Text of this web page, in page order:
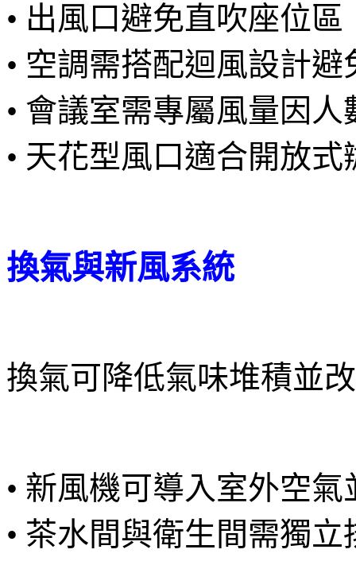
• 出風口避免直吹座位區
• 空調需搭配迴風設計
• 會議室需專屬風量因人
• 天花型風口適合開放式
換氣與新風系統
換氣可降低氣味堆積並
• 新風機可導入室外空
• 茶水間與衛生間需獨立